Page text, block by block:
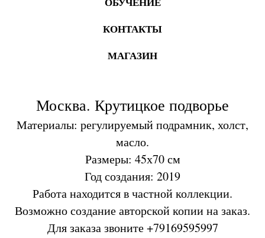
КОНТАКТЫ
МАГАЗИН
Москва. Крутицкое подворье
Материалы: регулируемый подрамник, холст,
масло.
Размеры: 45х70 см
Год создания: 2019
Работа находится в частной коллекции.
Возможно создание авторской копии на заказ.
Для заказа звоните +79169595997